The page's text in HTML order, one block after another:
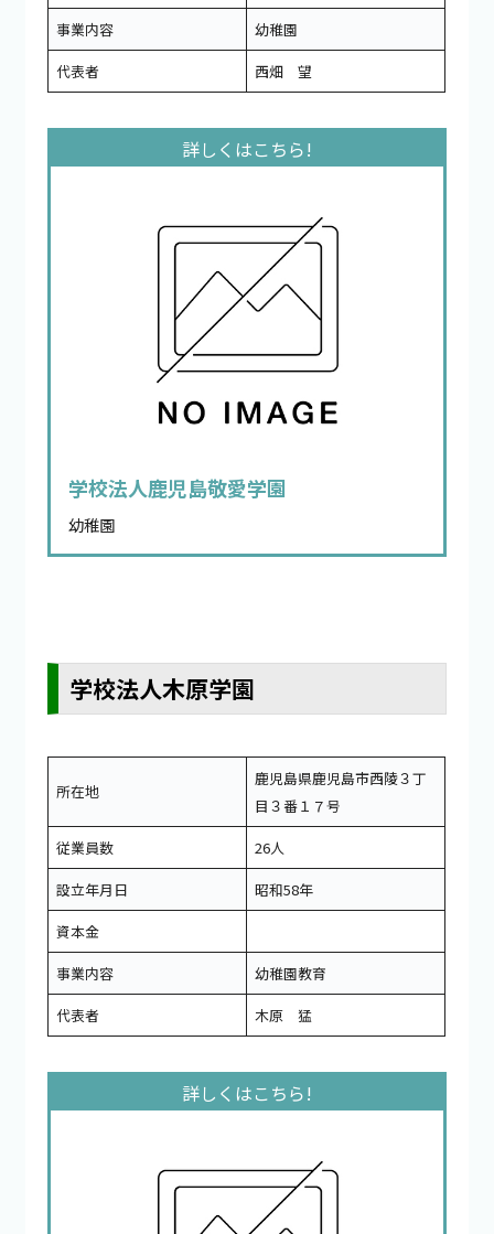
事業内容
幼稚園
代表者
西畑 望
学校法人鹿児島敬愛学園
幼稚園
学校法人木原学園
所在地
鹿児島県鹿児島市西陵３丁
目３番１７号
従業員数
26人
設立年月日
昭和58年
資本金
事業内容
幼稚園教育
代表者
木原 猛